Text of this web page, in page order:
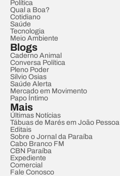
Política
Qual a Boa?
Cotidiano
Saúde
Tecnologia
Meio Ambiente
Blogs
Caderno Animal
Conversa Política
Pleno Poder
Sílvio Osias
Saúde Alerta
Mercado em Movimento
Papo Íntimo
Mais
Últimas Notícias
Tábuas de Marés em João Pessoa
Editais
Sobre o Jornal da Paraíba
Cabo Branco FM
CBN Paraíba
Expediente
Comercial
Fale Conosco